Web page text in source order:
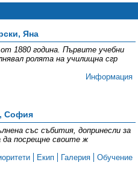
Яна
1880 година. Първите учебни
ролята на училищна сгр
Информация
София
със събития, допринесли за
посрещне своите ж
Екип Галерия Обучение